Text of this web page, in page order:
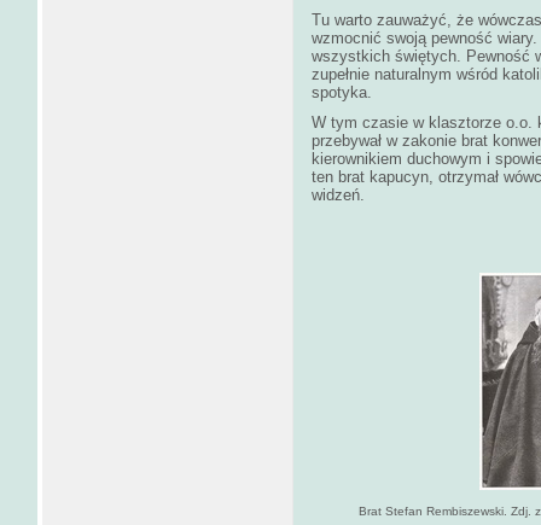
Tu warto zauważyć, że
wzmocnić swoją pewność
wszystkich świętych. Pewność
zupełnie naturalnym wśród
spotyka.
W tym czasie w klasztorze o.o.
przebywał w zakonie brat
kierownikiem duchowym i
ten brat kapucyn, otrzymał
widzeń.
Brat Stefan Rembiszewski. Zdj.